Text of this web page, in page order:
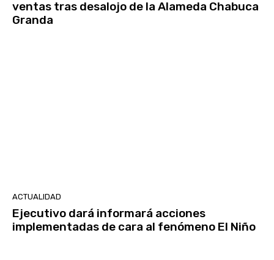
ventas tras desalojo de la Alameda Chabuca
Granda
ACTUALIDAD
Ejecutivo dará informará acciones
implementadas de cara al fenómeno El Niño